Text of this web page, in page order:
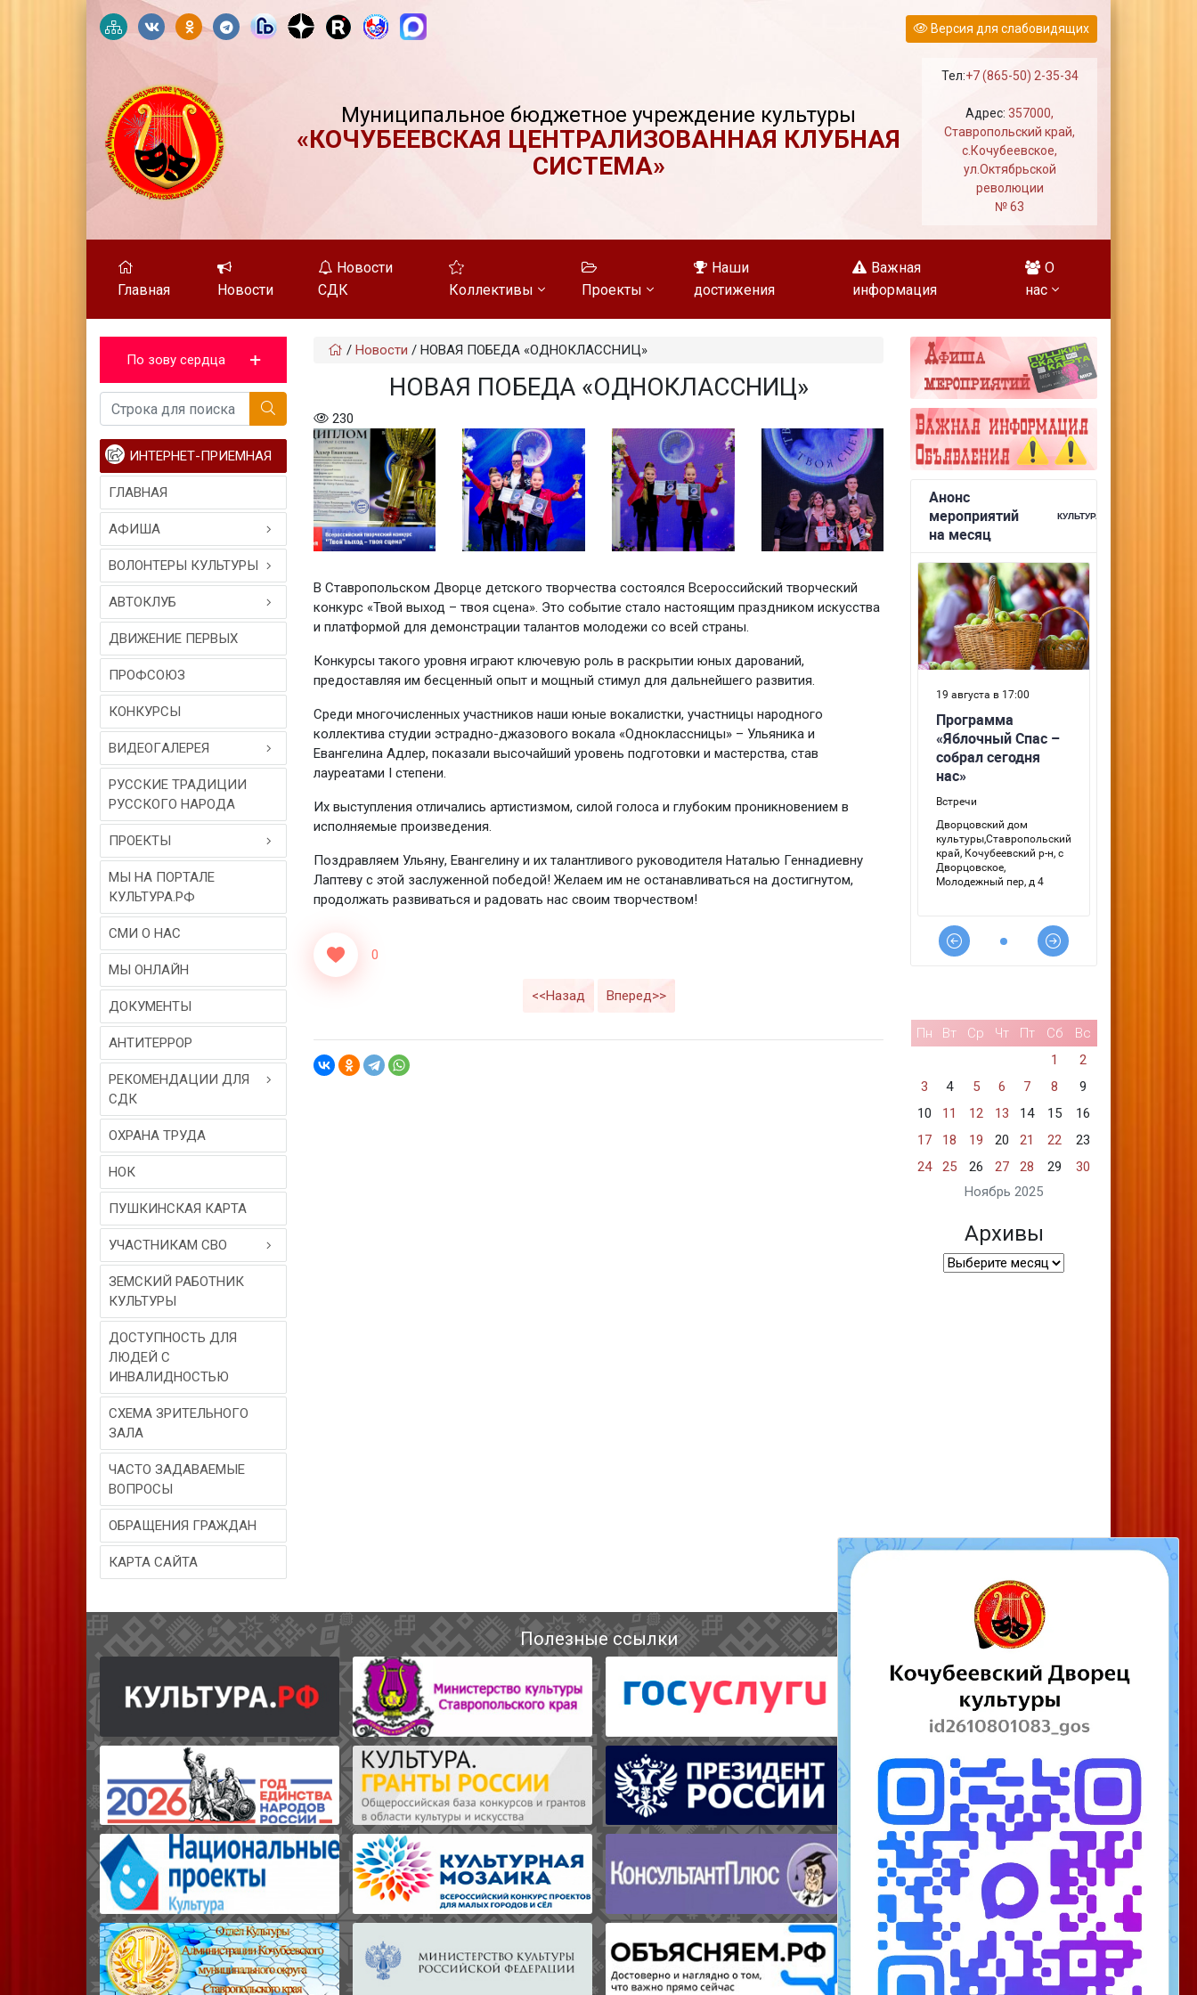
Версия для слабовидящих
Муниципальное бюджетное учреждение культуры
«КОЧУБЕЕВСКАЯ ЦЕНТРАЛИЗОВАННАЯ КЛУБНАЯ
СИСТЕМА»
Тел:+7 (865-50) 2-35-34
Адрес:357000,
Ставропольский край,
с.Кочубеевское,
ул.Октябрьской
революции
№ 63
Главная Новости
Новости
СДК
Коллективы Проекты
Наши
достижения
Важная
информация
О
нас
По зову сердца
ИНТЕРНЕТ-ПРИЕМНАЯ
ГЛАВНАЯ
АФИША
ВОЛОНТЕРЫ КУЛЬТУРЫ
АВТОКЛУБ
ДВИЖЕНИЕ ПЕРВЫХ
ПРОФСОЮЗ
КОНКУРСЫ
ВИДЕОГAЛЕРЕЯ
РУССКИЕ ТРАДИЦИИ
РУССКОГО НАРОДА
ПРОЕКТЫ
МЫ НА ПОРТАЛЕ
КУЛЬТУРА.РФ
СМИ О НАС
МЫ ОНЛАЙН
ДОКУМЕНТЫ
АНТИТЕРРОР
РЕКОМЕНДАЦИИ ДЛЯ
СДК
ОХРАНА ТРУДА
НОК
ПУШКИНСКАЯ КАРТА
УЧАСТНИКАМ СВО
ЗЕМСКИЙ РАБОТНИК
КУЛЬТУРЫ
ДОСТУПНОСТЬ ДЛЯ
ЛЮДЕЙ С
ИНВАЛИДНОСТЬЮ
СХЕМА ЗРИТЕЛЬНОГО
ЗАЛА
ЧАСТО ЗАДАВАЕМЫЕ
ВОПРОСЫ
ОБРАЩЕНИЯ ГРАЖДАН
КАРТА САЙТА
/ Новости / НОВАЯ ПОБЕДА «ОДНОКЛАССНИЦ»
НОВАЯ ПОБЕДА «ОДНОКЛАССНИЦ»
230
В Ставропольском Дворце детского творчества состоялся Всероссийский творческий
конкурс «Твой выход – твоя сцена». Это событие стало настоящим праздником искусства
и платформой для демонстрации талантов молодежи со всей страны.
Конкурсы такого уровня играют ключевую роль в раскрытии юных дарований,
предоставляя им бесценный опыт и мощный стимул для дальнейшего развития.
Среди многочисленных участников наши юные вокалистки, участницы народного
коллектива студии эстрадно-джазового вокала «Одноклассницы» – Ульяника и
Евангелина Адлер, показали высочайший уровень подготовки и мастерства, став
лауреатами I степени.
Их выступления отличались артистизмом, силой голоса и глубоким проникновением в
исполняемые произведения.
Поздравляем Ульяну, Евангелину и их талантливого руководителя Наталью Геннадиевну
Лаптеву с этой заслуженной победой! Желаем им не останавливаться на достигнутом,
продолжать развиваться и радовать нас своим творчеством!
0
<<Назад Вперед>>
Ноябрь 2025
Пн Вт Ср Чт Пт Сб
Вс
1
2
3
4 5 6 7 8
9
10
11 12 13 14 15
16
17
18 19 20 21 22
23
24
25 26 27 28 29 30
Архивы
Архивы
Полезные ссылки